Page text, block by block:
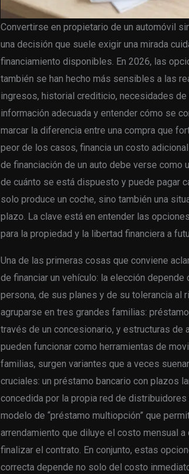
Convertirse en propietario de un automóvil
una decisión que suele exigir una mirada
financiamiento disponibles. En 2026, las
también se han hecho más sensibles a las
ingresos, historial crediticio, necesidades
información adecuada y entender cómo se
marcar la diferencia entre una compra que
peor de los casos, financia un costo
de financiación de un auto debe verse como
de cuánto se está dispuesto y puede pagar
solo produce un coche, sino también una
plazo. La clave está en entender las
para la propiedad y la libertad financiera a
Una de las primeras cosas que conviene
de financiar un vehículo: la elección
persona, de sus planes y de su tolerancia al
agruparse en tres grandes familias:
través de un concesionario, y estructuras
pueden funcionar como herramientas de
familias, surgen variantes que a veces
cruciales: un préstamo bancario con plazos
concedida por la propia red de
modelo de “préstamo multiopción” que
arrendamiento que diluye el costo mensual
finalizar el contrato. En conjunto, estas
correcta depende no solo del costo